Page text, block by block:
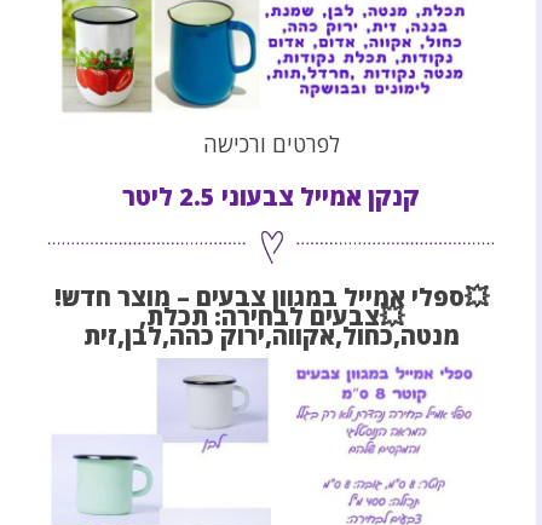
לפרטים ורכישה
קנקן אמייל צבעוני 2.5 ליטר
💥ספלי אמייל במגוון צבעים – מוצר חדש!
💥צבעים לבחירה: תכלת,
מנטה,כחול,אקווה,ירוק כהה,לבן,זית